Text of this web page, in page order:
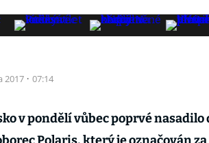
2017 · 07:14
v pondělí vůbec poprvé